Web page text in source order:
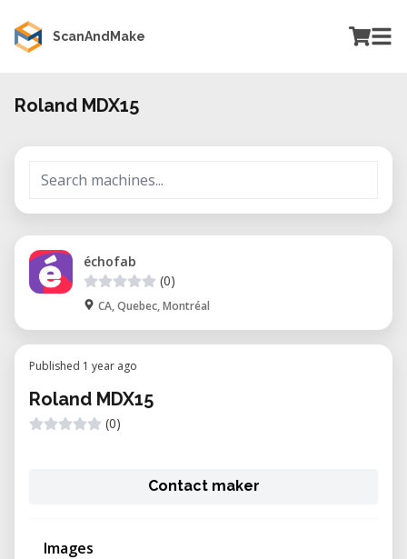
ScanAndMake
Roland MDX15
échofab
(0)
CA, Quebec, Montréal
Published 1 year ago
Roland MDX15
(0)
Contact maker
Images